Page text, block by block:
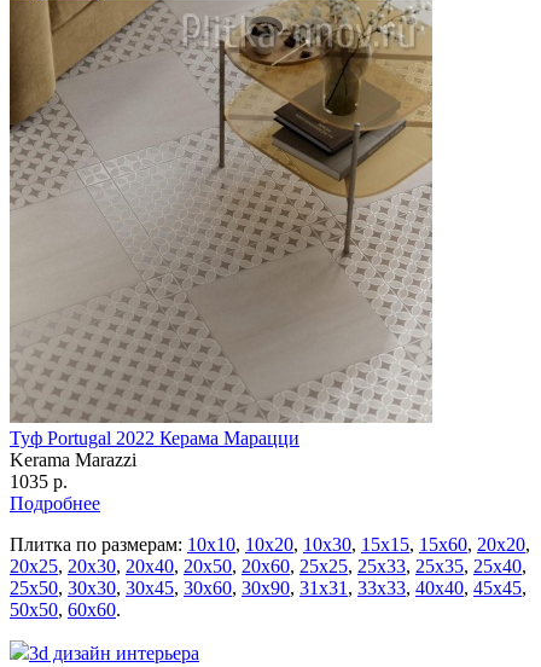
Туф Portugal 2022 Керама Марацци
Kerama Marazzi
1035 р.
Подробнее
Плитка по размерам: 10х10, 10х20, 10х30, 15х15, 15х60, 20х20,
20х25, 20х30, 20х40, 20х50, 20х60, 25х25, 25х33, 25х35, 25х40,
25х50, 30х30, 30х45, 30х60, 30х90, 31х31 , 33х33, 40х40, 45х45,
50х50, 60х60.
3d дизайн интерьера